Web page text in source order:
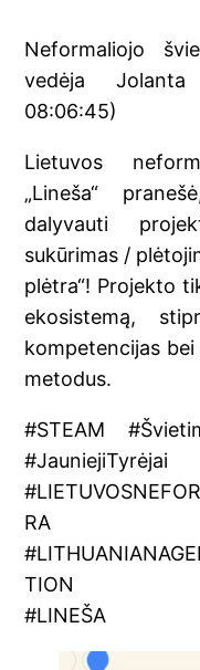
Neformaliojo
vedėja Jolanta
08:06:45)
Lietuvos
„Lineša“
dalyvauti
sukūrimas /
plėtra“! Projekto
ekosistemą,
kompetencijas
metodus.
#STEAM
RA
TION
#LINEŠA